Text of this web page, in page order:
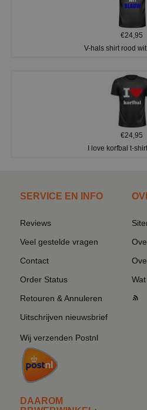
€24,95
V-hals shirt rood
€24,95
I love korfbal t-
SERVICE EN INFO
Reviews
Veel gestelde vragen
Contact
Order Status
Retouren & Annuleren
Uitschrijven nieuwsbrief
Wij verzenden Postnl
DAAROM